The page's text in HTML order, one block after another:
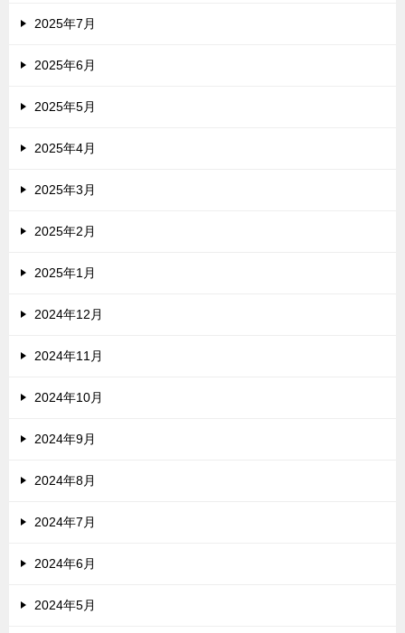
2025年7月
2025年6月
2025年5月
2025年4月
2025年3月
2025年2月
2025年1月
2024年12月
2024年11月
2024年10月
2024年9月
2024年8月
2024年7月
2024年6月
2024年5月